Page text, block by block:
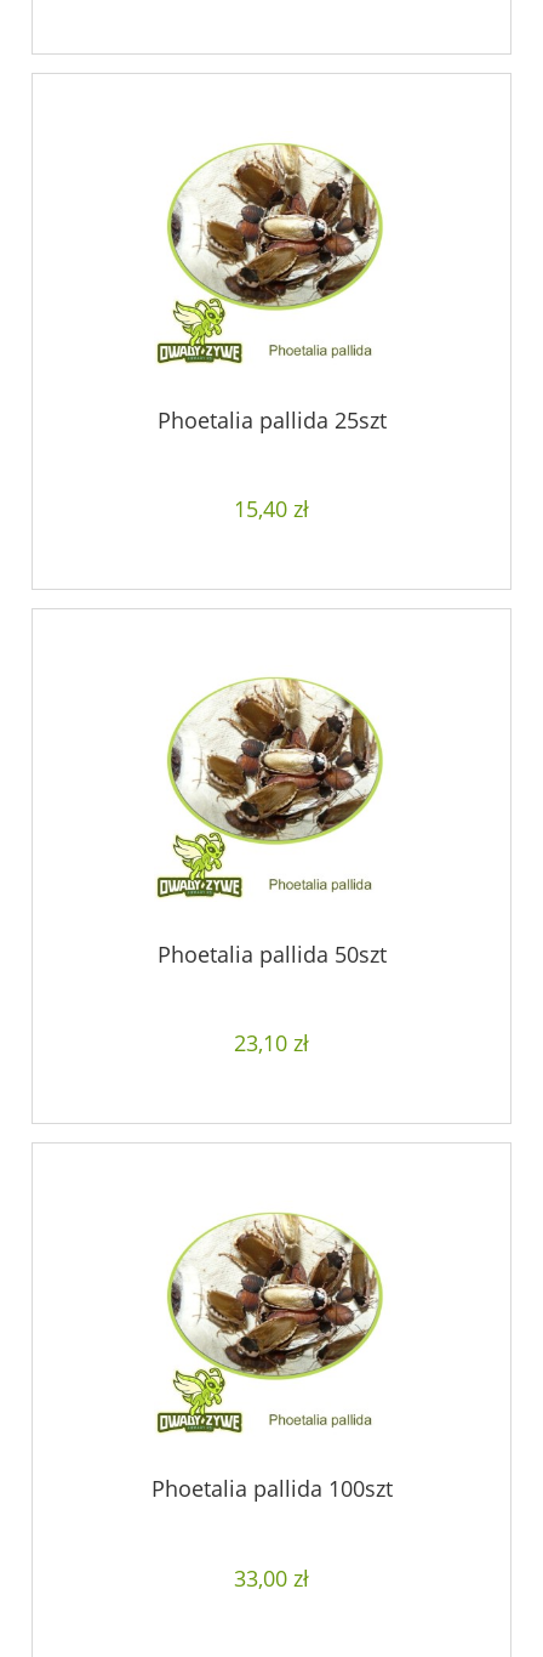
Phoetalia pallida 25szt
15,40 zł
Phoetalia pallida 50szt
23,10 zł
Phoetalia pallida 100szt
33,00 zł